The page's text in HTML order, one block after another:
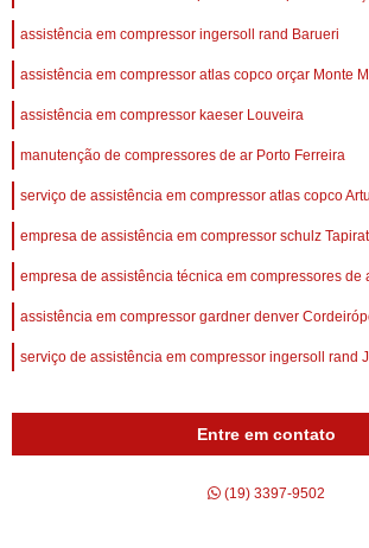
assistência em compressor ingersoll rand Barueri
assistência em compressor atlas copco orçar Monte
assistência em compressor kaeser Louveira
manutenção de compressores de ar Porto Ferreira
serviço de assistência em compressor atlas copco
empresa de assistência em compressor schulz
empresa de assistência técnica em compressores de
assistência em compressor gardner denver
serviço de assistência em compressor ingersoll rand
Entre em contato
(19) 3397-9502